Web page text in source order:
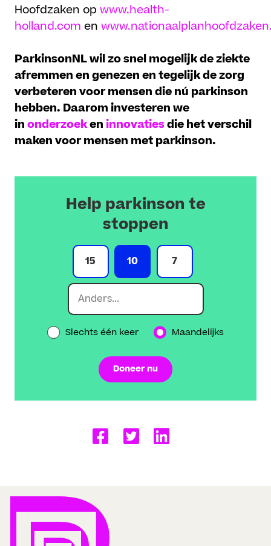
Hoofdzaken opwww.health-
holland.com en
ParkinsonNL wil zo snel mogelijk de ziekte
afremmen en genezen en tegelijk de zorg
verbeteren voor mensen die nú parkinson
hebben. Daarom investeren we
inonderzoekeninnovatiesdie het verschil
maken voor mensen met parkinson.
Help parkinson te
stoppen
15 10 7
Slechts één keer Maandelijks
Doneer nu